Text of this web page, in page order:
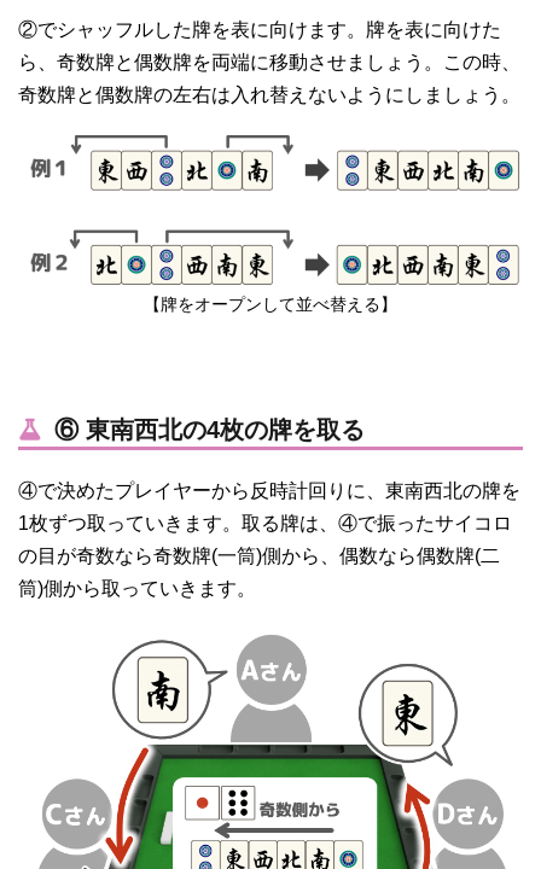
②でシャッフルした牌を表に向けます。牌を表に向けた
ら、奇数牌と偶数牌を両端に移動させましょう。この時、
奇数牌と偶数牌の左右は入れ替えないようにしましょう。
【牌をオープンして並べ替える】
⑥ 東南西北の4枚の牌を取る
④で決めたプレイヤーから反時計回りに、東南西北の牌を
1枚ずつ取っていきます。取る牌は、④で振ったサイコロ
の目が奇数なら奇数牌(一筒)側から、偶数なら偶数牌(二
筒)側から取っていきます。